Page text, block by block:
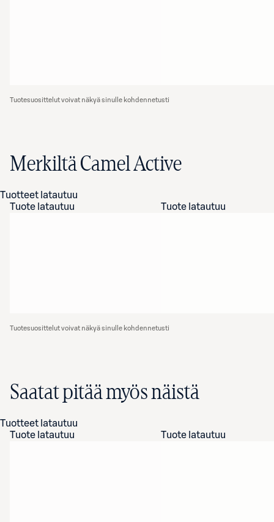
Tuotesuosittelut voivat näkyä sinulle kohdennetusti
Merkiltä Camel Active
Tuotteet latautuu
Tuote latautuu
Tuote latautuu
Tuotesuosittelut voivat näkyä sinulle kohdennetusti
Saatat pitää myös näistä
Tuotteet latautuu
Tuote latautuu
Tuote latautuu